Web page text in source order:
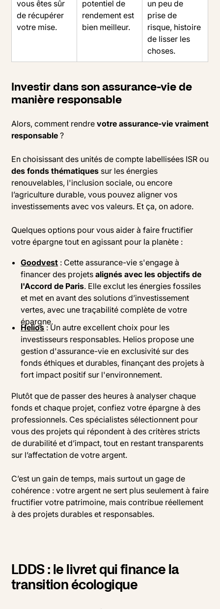
vous êtes sûr
de récupérer
votre mise.
potentiel de
rendement est
bien meilleur.
un peu de
prise de
risque, histoire
de lisser les
choses.
Investir dans son assurance-vie de
manière responsable
Alors, comment rendre votre assurance-vie vraiment
responsable ?
En choisissant des unités de compte labellisées ISR ou
des fonds thématiques sur les énergies
renouvelables, l'inclusion sociale, ou encore
l’agriculture durable, vous pouvez aligner vos
investissements avec vos valeurs. Et ça, on adore.
Quelques options pour vous aider à faire fructifier
votre épargne tout en agissant pour la planète :
Goodvest : Cette assurance-vie s'engage à
financer des projetsalignés avec les objectifs de
l'Accord de Paris. Elle exclut les énergies fossiles
et met en avant des solutions d’investissement
vertes, avec une traçabilité complète de votre
épargne.
Helios: Un autre excellent choix pour les
investisseurs responsables. Helios propose une
gestion d'assurance-vie en exclusivité sur des
fonds éthiques et durables, finançant des projets à
fort impact positif sur l'environnement.
Plutôt que de passer des heures à analyser chaque
fonds et chaque projet, confiez votre épargne à des
professionnels. Ces spécialistes sélectionnent pour
vous des projets qui répondent à des critères stricts
de durabilité et d’impact, tout en restant transparents
sur l’affectation de votre argent.
C’est un gain de temps, mais surtout un gage de
cohérence : votre argent ne sert plus seulement à faire
fructifier votre patrimoine, mais contribue réellement
à des projets durables et responsables.
LDDS : le livret qui finance la
transition écologique